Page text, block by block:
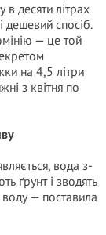
десяти літрах
дешевий спосіб.
— це той
на 4,5 літри
з квітня по
вода з-
ґрунт і зводять
— поставила